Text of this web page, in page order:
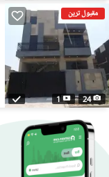
مقبول ترین
24
1